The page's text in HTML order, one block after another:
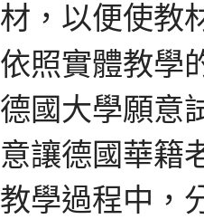
材，以便使教
依照實體教學
德國大學願意
意讓德國華籍
教學過程中，